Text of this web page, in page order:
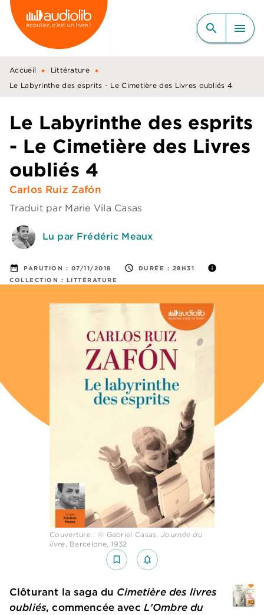
MENU RECHERCHE
CONTENU
PIED DE PAGE
search menu
Accueil • Littérature •
Le Labyrinthe des esprits - Le Cimetière des Livres oubliés 4
Le Labyrinthe des esprits
- Le Cimetière des Livres
oubliés 4
Carlos Ruiz Zafón
Traduit par Marie Vila Casas
Lu par Frédéric Meaux
date_range PARUTION : 07/11/2018 access_time DURÉE : 28H31 info
COLLECTION : LITTÉRATURE
Couverture : © Gabriel Casas, Journée du
livre, Barcelone, 1932
bookmark_border notifications_none_outlined
Clôturant la saga du Cimetière des livres
oubliés, commencée avec L’Ombre du